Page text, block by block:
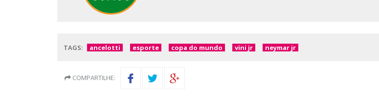
TAGS: ancelotti esporte copa do mundo vini jr neymar jr
COMPARTILHE: